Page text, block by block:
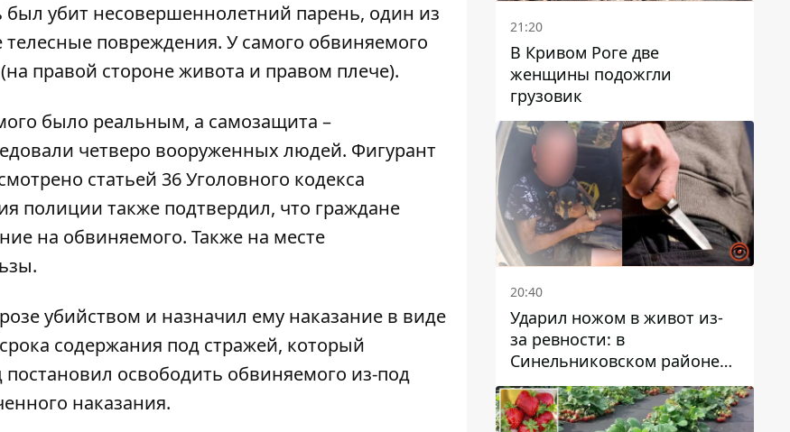
был убит несовершеннолетний парень, один из
повреждения. У самого обвиняемого
правой стороне живота и правом плече).
было реальным, а самозащита –
четверо вооруженных людей. Фигурант
статьей 36 Уголовного кодекса
полиции также подтвердил, что граждане
на обвиняемого. Также на месте
убийством и назначил ему наказание в виде
содержания под стражей, который
освободить обвиняемого из-под
наказания.
21:20
В Кривом Роге две
женщины подожгли
грузовик
20:40
Ударил ножом в живот из-
за ревности: в
Синельниковском районе
задержали 49-летнего
мужчину за убийство